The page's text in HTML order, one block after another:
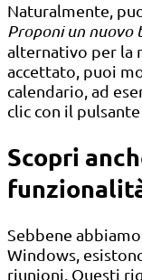
Naturalmente,
Proponi un nuovo
alternativo per la
accettato, puoi
calendario, ad
clic con il
Scopri
Sebbene
Windows,
riunioni. Questi